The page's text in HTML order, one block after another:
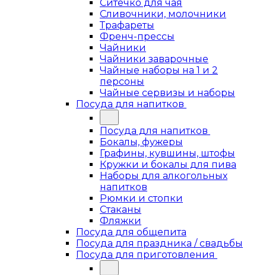
Ситечко для чая
Сливочники, молочники
Трафареты
Френч-прессы
Чайники
Чайники заварочные
Чайные наборы на 1 и 2
персоны
Чайные сервизы и наборы
Посуда для напитков
Посуда для напитков
Бокалы, фужеры
Графины, кувшины, штофы
Кружки и бокалы для пива
Наборы для алкогольных
напитков
Рюмки и стопки
Стаканы
Фляжки
Посуда для общепита
Посуда для праздника / свадьбы
Посуда для приготовления